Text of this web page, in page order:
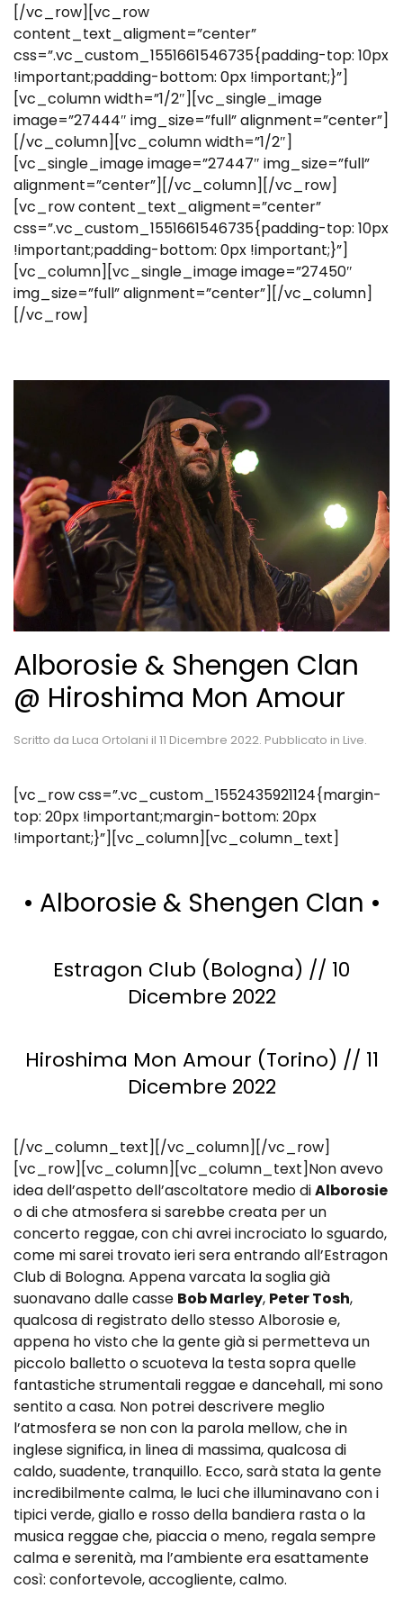
[/vc_row][vc_row
content_text_aligment=”center”
css=”.vc_custom_1551661546735{padding-top: 10px
!important;padding-bottom: 0px !important;}”]
[vc_column width=”1/2″][vc_single_image
image=”27444″ img_size=”full” alignment=”center”]
[/vc_column][vc_column width=”1/2″]
[vc_single_image image=”27447″ img_size=”full”
alignment=”center”][/vc_column][/vc_row]
[vc_row content_text_aligment=”center”
css=”.vc_custom_1551661546735{padding-top: 10px
!important;padding-bottom: 0px !important;}”]
[vc_column][vc_single_image image=”27450″
img_size=”full” alignment=”center”][/vc_column]
[/vc_row]
Alborosie & Shengen Clan
@ Hiroshima Mon Amour
Scritto da Luca Ortolani il 11 Dicembre 2022. Pubblicato in Live.
[vc_row css=”.vc_custom_1552435921124{margin-
top: 20px !important;margin-bottom: 20px
!important;}”][vc_column][vc_column_text]
• Alborosie & Shengen Clan •
Estragon Club (Bologna) // 10
Dicembre 2022
Hiroshima Mon Amour (Torino) // 11
Dicembre 2022
[/vc_column_text][/vc_column][/vc_row]
[vc_row][vc_column][vc_column_text]Non avevo
idea dell’aspetto dell’ascoltatore medio diAlborosie
o di che atmosfera si sarebbe creata per un
concerto reggae, con chi avrei incrociato lo sguardo,
come mi sarei trovato ieri sera entrando all’Estragon
Club di Bologna. Appena varcata la soglia già
suonavano dalle casse Bob Marley, Peter Tosh,
qualcosa di registrato dello stesso Alborosie e,
appena ho visto che la gente già si permetteva un
piccolo balletto o scuoteva la testa sopra quelle
fantastiche strumentali reggae e dancehall, mi sono
sentito a casa. Non potrei descrivere meglio
l’atmosfera se non con la parola mellow, che in
inglese significa, in linea di massima, qualcosa di
caldo, suadente, tranquillo. Ecco, sarà stata la gente
incredibilmente calma, le luci che illuminavano con i
tipici verde, giallo e rosso della bandiera rasta o la
musica reggae che, piaccia o meno, regala sempre
calma e serenità, ma l’ambiente era esattamente
così: confortevole, accogliente, calmo.